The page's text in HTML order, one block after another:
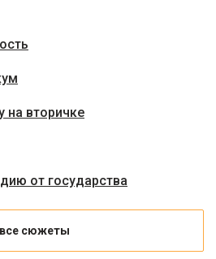
на вторичке
от государства
все сюжеты